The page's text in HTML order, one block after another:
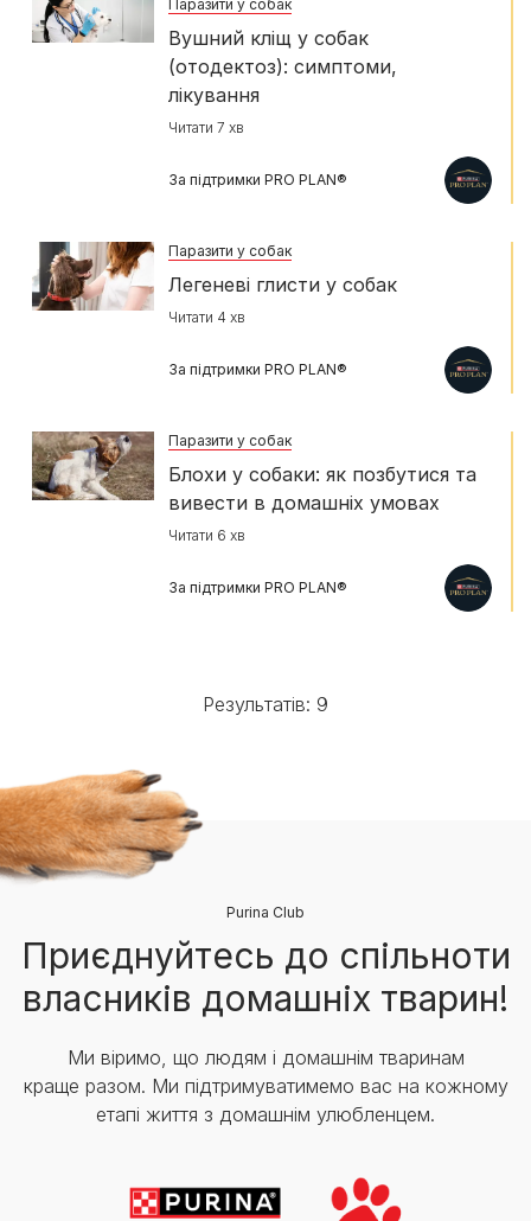
Паразити у собак
Вушний кліщ у собак
(отодектоз): симптоми,
лікування
Читати 7 хв
За підтримки PRO PLAN®
Паразити у собак
Легеневі глисти у собак
Читати 4 хв
За підтримки PRO PLAN®
Паразити у собак
Блохи у собаки: як позбутися та
вивести в домашніх умовах
Читати 6 хв
За підтримки PRO PLAN®
Результатів: 9
Purina Club
Приєднуйтесь до спільноти
власників домашніх тварин!
Ми віримо, що людям і домашнім тваринам
краще разом. Ми підтримуватимемо вас на кожному
етапі життя з домашнім улюбленцем.